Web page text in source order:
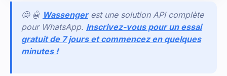
🤩 🤖 Wassenger est une solution API complète
pour WhatsApp. Inscrivez-vous pour un essai
gratuit de 7 jours et commencez en quelques
minutes !